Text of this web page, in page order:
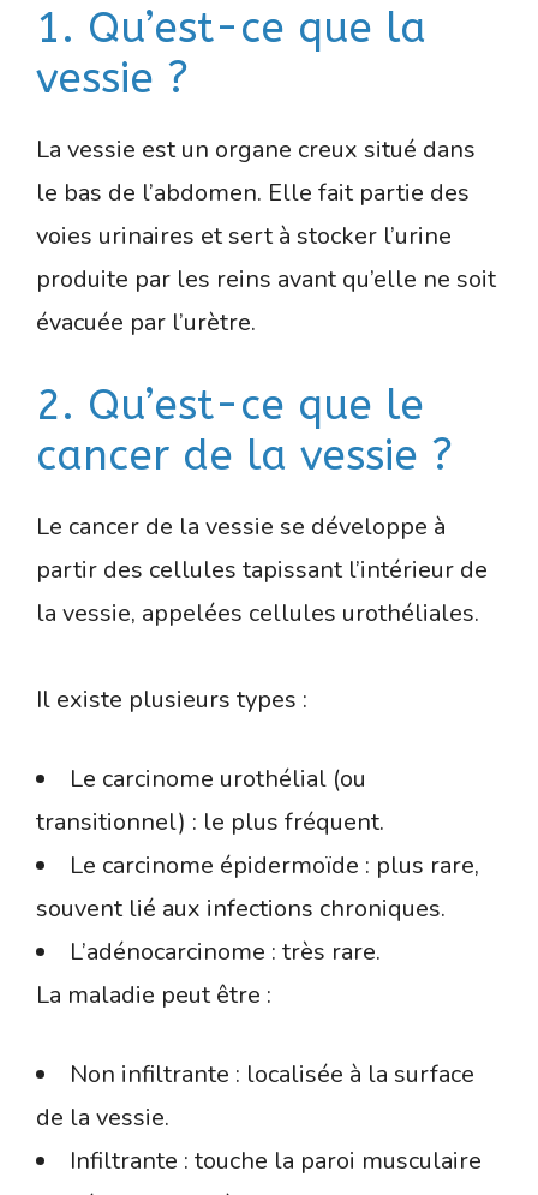
1. Qu’est-ce que la
vessie ?
La vessie est un organe creux situé dans
le bas de l’abdomen. Elle fait partie des
voies urinaires et sert à stocker l’urine
produite par les reins avant qu’elle ne soit
évacuée par l’urètre.
2. Qu’est-ce que le
cancer de la vessie ?
Le cancer de la vessie se développe à
partir des cellules tapissant l’intérieur de
la vessie, appelées cellules urothéliales.
Il existe plusieurs types :
Le carcinome urothélial (ou
transitionnel) : le plus fréquent.
Le carcinome épidermoïde : plus rare,
souvent lié aux infections chroniques.
L’adénocarcinome : très rare.
La maladie peut être :
Non infiltrante : localisée à la surface
de la vessie.
Infiltrante : touche la paroi musculaire